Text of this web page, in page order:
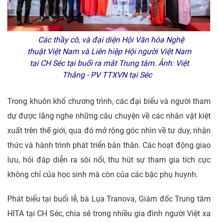
Các thầy cô, và đại diện Hội Văn hóa Nghệ
thuật Việt Nam và Liên hiệp Hội người Việt Nam
tại CH Séc tại buổi ra mắt Trung tâm. Ảnh: Việt
Thắng - PV TTXVN tại Séc
Trong khuôn khổ chương trình, các đại biểu và người tham
dự được lắng nghe những câu chuyện về các nhân vật kiệt
xuất trên thế giới, qua đó mở rộng góc nhìn về tư duy, nhận
thức và hành trình phát triển bản thân. Các hoạt động giao
lưu, hỏi đáp diễn ra sôi nổi, thu hút sự tham gia tích cực
không chỉ của học sinh mà còn của các bậc phụ huynh.
Phát biểu tại buổi lễ, bà Lụa Tranova, Giám đốc Trung tâm
HITA tại CH Séc, chia sẻ trong nhiều gia đình người Việt xa